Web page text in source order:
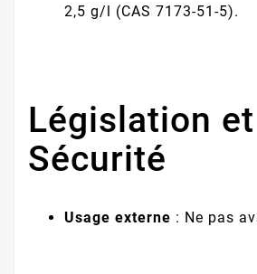
2,5 g/l (CAS 7173-51-5).
Législation et
Sécurité
Usage externe : Ne pas